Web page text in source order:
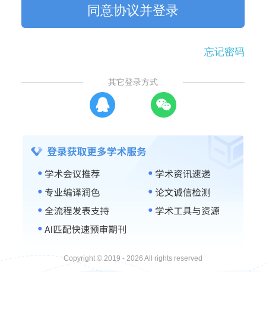
同意协议并登录
忘记密码
其它登录方式
Copyright © 2019 - 2026 All rights reserved